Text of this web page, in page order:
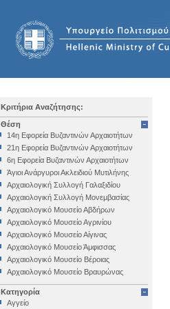
Κριτήρια Αναζήτησης:
Θέση
14η Εφορεία Βυζαντινών Αρχαιοτήτων
21η Εφορεία Βυζαντινών Αρχαιοτήτων
6η Εφορεία Βυζαντινών Αρχαιοτήτων
Άγιοι Ανάργυροι Ακλειδιού Μυτιλήνης
Αρχαιολογική Συλλογή Γαλαξιδίου
Αρχαιολογική Συλλογή Μονεμβασίας
Αρχαιολογικό Μουσείο Αβδήρων
Αρχαιολογικό Μουσείο Αγρινίου
Αρχαιολογικό Μουσείο Αίγινας
Αρχαιολογικό Μουσείο Άμφισσας
Αρχαιολογικό Μουσείο Βέροιας
Αρχαιολογικό Μουσείο Βραυρώνας
Αρχαιολογικό Μουσείο Δελφών
Αρχαιολογικό Μουσείο Ηγουμενίτσας
Κατηγορία
Αγγείο